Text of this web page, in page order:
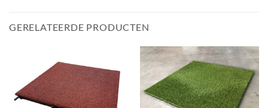
GERELATEERDE PRODUCTEN